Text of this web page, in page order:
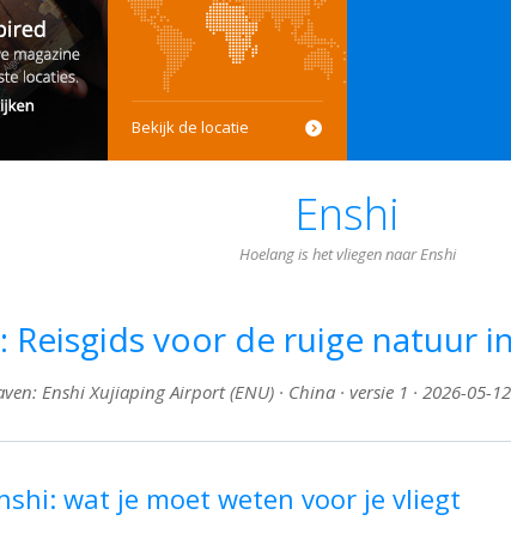
Bekijk de locatie
Enshi
Hoelang is het vliegen naar Enshi
Reisgids voor de ruige natuur
Enshi Xujiaping Airport (ENU) · China · versie 1 · 2026-05-12
wat je moet weten voor je vliegt